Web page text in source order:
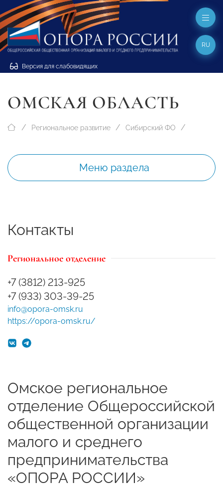
Версия для слабовидящих
RU
ОМСКАЯ ОБЛАСТЬ
Региональное развитие Сибирский ФО
Меню раздела
Контакты
Региональное отделение
+7 (3812) 213-925
+7 (933) 303-39-25
info@opora-omsk.ru
https://opora-omsk.ru/
Омское региональное
отделение Общероссийской
общественной организации
малого и среднего
предпринимательства
«ОПОРА РОССИИ»